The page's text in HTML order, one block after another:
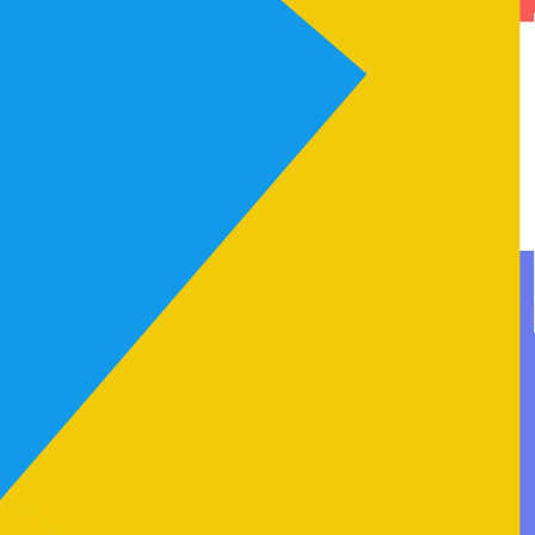
誉権その他の権利または利益を侵害したり、侵害をひき
中断することがあります。